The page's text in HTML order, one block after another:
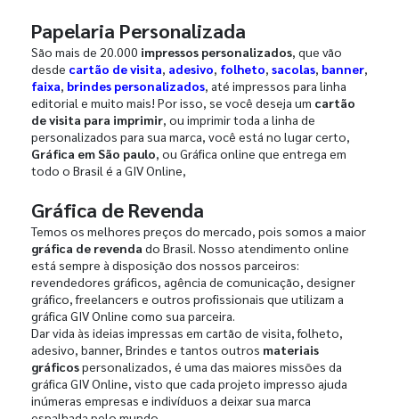
Papelaria Personalizada
São mais de 20.000 impressos personalizados, que vão
desde cartão de visita, adesivo, folheto, sacolas, banner,
faixa, brindes personalizados, até impressos para linha
editorial e muito mais! Por isso, se você deseja um cartão
de visita para imprimir, ou imprimir toda a linha de
personalizados para sua marca, você está no lugar certo,
Gráfica em São paulo, ou Gráfica online que entrega em
todo o Brasil é a GIV Online,
Gráfica de Revenda
Temos os melhores preços do mercado, pois somos a maior
gráfica de revenda do Brasil. Nosso atendimento online
está sempre à disposição dos nossos parceiros:
revendedores gráficos, agência de comunicação, designer
gráfico, freelancers e outros profissionais que utilizam a
gráfica GIV Online como sua parceira.
Dar vida às ideias impressas em cartão de visita, folheto,
adesivo, banner, Brindes e tantos outros materiais
gráficospersonalizados, é uma das maiores missões da
gráfica GIV Online, visto que cada projeto impresso ajuda
inúmeras empresas e indivíduos a deixar sua marca